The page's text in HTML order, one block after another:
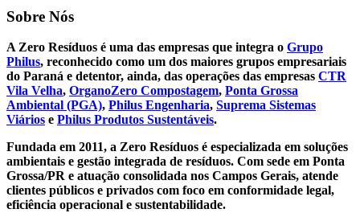
Sobre Nós
A Zero Resíduos é uma das empresas que integra o Grupo
Philus, reconhecido como um dos maiores grupos empresariais
do Paraná e detentor, ainda, das operações das empresas CTR
Vila Velha, OrganoZero Compostagem, Ponta Grossa
Ambiental (PGA), Philus Engenharia, Suprema Sistemas
Viários e Philus Produtos Sustentáveis.
Fundada em 2011, a Zero Resíduos é especializada em soluções
ambientais e gestão integrada de resíduos. Com sede em Ponta
Grossa/PR e atuação consolidada nos Campos Gerais, atende
clientes públicos e privados com foco em conformidade legal,
eficiência operacional e sustentabilidade.